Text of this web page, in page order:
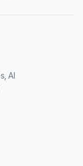
AI